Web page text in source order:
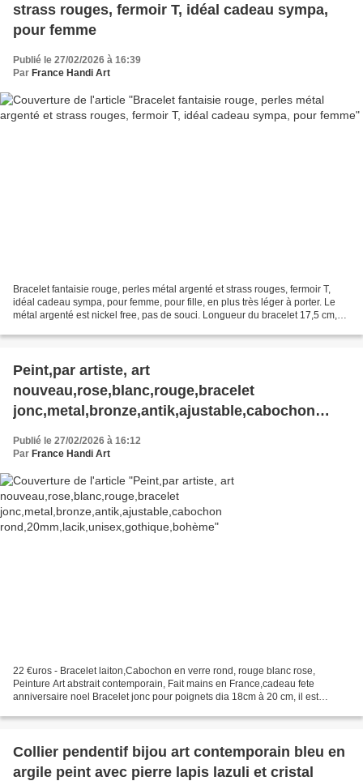
strass rouges, fermoir T, idéal cadeau sympa,
pour femme
Publié le 27/02/2026 à 16:39
Par France Handi Art
Bracelet fantaisie rouge, perles métal argenté et strass rouges, fermoir T,
idéal cadeau sympa, pour femme, pour fille, en plus très léger à porter. Le
métal argenté est nickel free, pas de souci. Longueur du bracelet 17,5 cm,
Peint,par artiste, art
nouveau,rose,blanc,rouge,bracelet
jonc,metal,bronze,antik,ajustable,cabochon
rond,20mm,lacik,unisex,gothique,bohème
Publié le 27/02/2026 à 16:12
Par France Handi Art
22 €uros - Bracelet laiton,Cabochon en verre rond, rouge blanc rose,
Peinture Art abstrait contemporain, Fait mains en France,cadeau fete
anniversaire noel Bracelet jonc pour poignets dia 18cm à 20 cm, il est
Collier pendentif bijou art contemporain bleu en
argile peint avec pierre lapis lazuli et cristal